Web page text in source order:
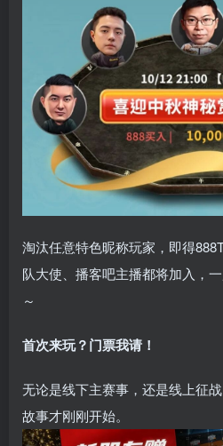
淘汰任意特色昵称玩家，即得
队大使、播客吧主播都将加入，
～
首次来玩？门票我请！
无论是线下主赛事，还是线上征
故事才刚刚开始。